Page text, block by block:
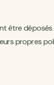
être
propres